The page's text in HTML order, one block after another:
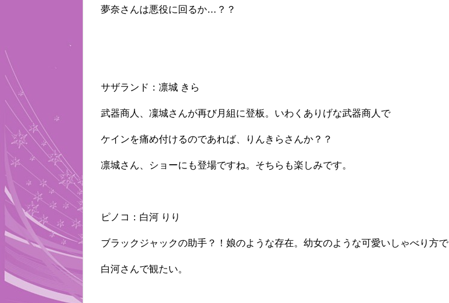
夢奈さんは悪役に回るか…？？
サザランド：凛城 きら
武器商人、凜城さんが再び月組に登板。いわくありげな武器商人で
ケインを痛め付けるのであれば、りんきらさんか？？
凛城さん、ショーにも登場ですね。そちらも楽しみです。
ピノコ：白河 りり
ブラックジャックの助手？！娘のような存在。幼女のような可愛いしゃべり方で
白河さんで観たい。